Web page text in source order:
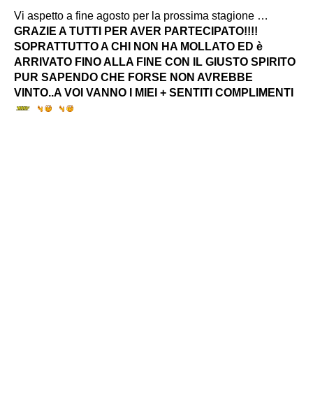
Vi aspetto a fine agosto per la prossima stagione …
GRAZIE A TUTTI PER AVER PARTECIPATO!!!!
SOPRATTUTTO A CHI NON HA MOLLATO ED è
ARRIVATO FINO ALLA FINE CON IL GIUSTO SPIRITO
PUR SAPENDO CHE FORSE NON AVREBBE
VINTO..A VOI VANNO I MIEI + SENTITI COMPLIMENTI